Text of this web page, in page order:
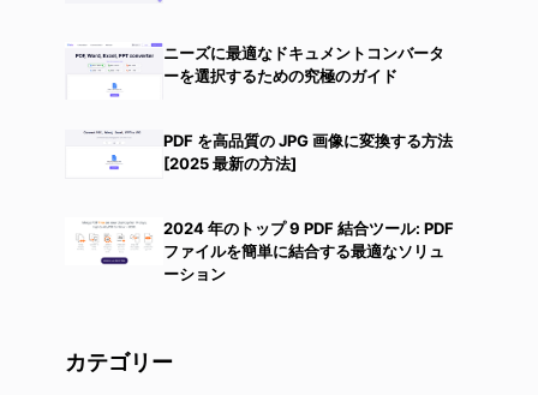
ニーズに最適なドキュメントコンバータ
ーを選択するための究極のガイド
PDF を高品質の JPG 画像に変換する方法
[2025 最新の方法]
2024 年のトップ 9 PDF 結合ツール: PDF
ファイルを簡単に結合する最適なソリュ
ーション
カテゴリー